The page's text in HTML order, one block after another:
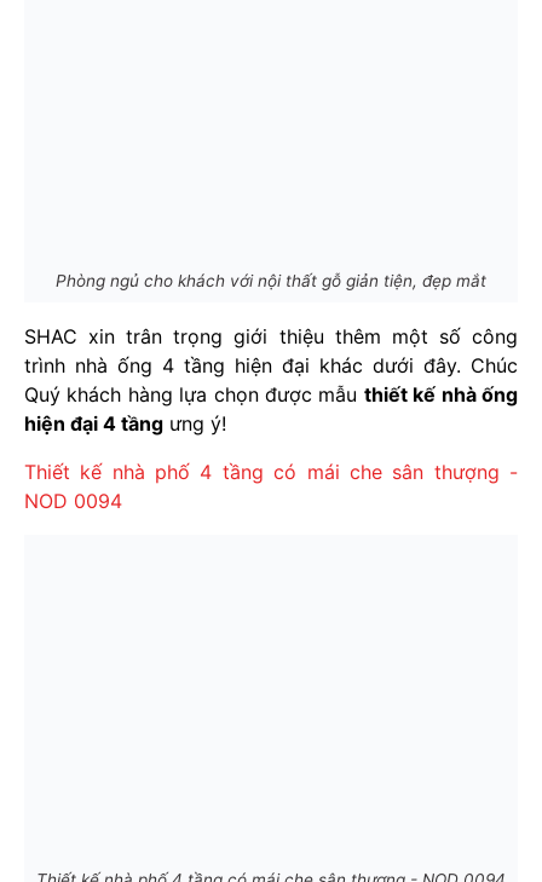
Phòng ngủ cho khách với nội thất gỗ giản tiện, đẹp mắt
SHAC xin trân trọng giới thiệu thêm một số công
trình nhà ống 4 tầng hiện đại khác dưới đây. Chúc
Quý khách hàng lựa chọn được mẫu thiết kế nhà ống
hiện đại 4 tầng ưng ý!
Thiết kế nhà phố 4 tầng có mái che sân thượng -
NOD 0094